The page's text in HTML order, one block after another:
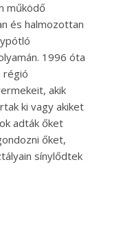
működő
és halmozottan
1996 óta
régió
akik
ki vagy akiket
adták őket
őket,
sínylődtek